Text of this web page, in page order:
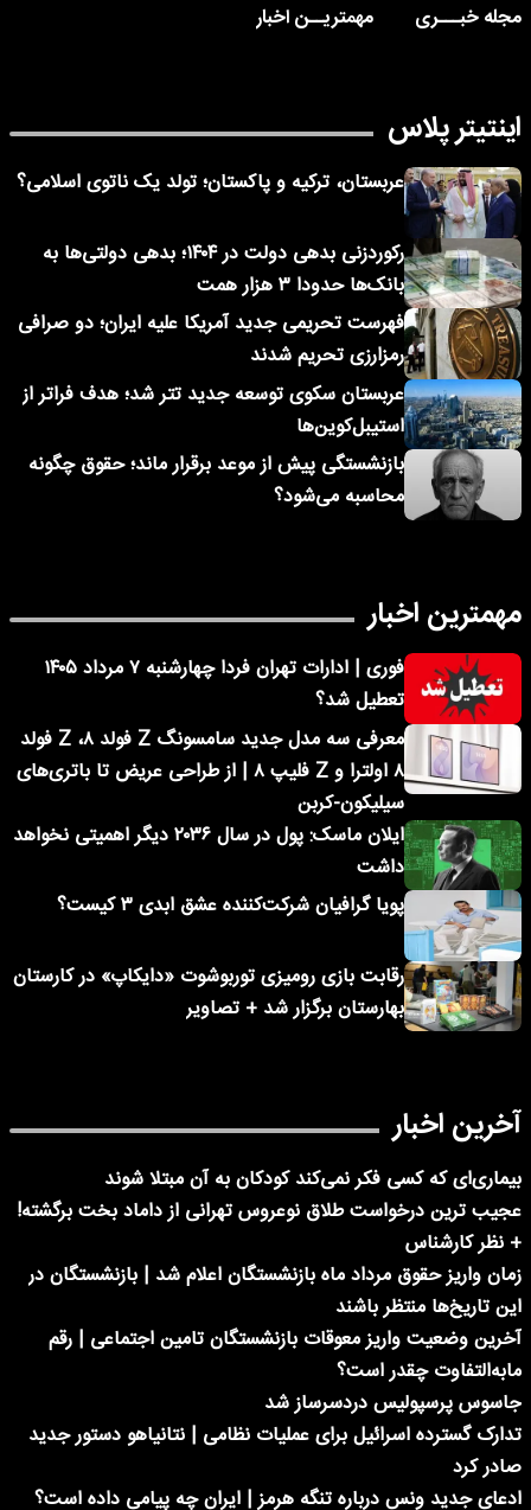
مجله خبـــری
مهمتریــن اخبار
اینتیتر پلاس
عربستان، ترکیه و پاکستان؛ تولد یک ناتوی اسلامی؟
رکوردزنی بدهی دولت در ۱۴۰۴؛ بدهی دولتی‌ها به
بانک‌ها حدودا ۳ هزار همت
فهرست تحریمی جدید آمریکا علیه ایران؛ دو صرافی
رمزارزی تحریم شدند
عربستان سکوی توسعه جدید تتر شد؛ هدف فراتر از
استیبل‌کوین‌ها
بازنشستگی پیش از موعد برقرار ماند؛ حقوق چگونه
محاسبه می‌شود؟
مهمترین اخبار
فوری | ادارات تهران فردا چهارشنبه ۷ مرداد ۱۴۰۵
تعطیل شد؟
معرفی سه مدل جدید سامسونگ Z فولد ۸، Z فولد
۸ اولترا و Z فلیپ ۸ | از طراحی عریض تا باتری‌های
سیلیکون-کربن
ایلان ماسک: پول در سال ۲۰۳۶ دیگر اهمیتی نخواهد
داشت
پویا گرافیان شرکت‌کننده عشق ابدی ۳ کیست؟
رقابت بازی رومیزی توربوشوت «دایکاپ» در کارستان
بهارستان برگزار شد + تصاویر
آخرین اخبار
بیماری‌ای که کسی فکر نمی‌کند کودکان به آن مبتلا شوند
عجیب ترین درخواست طلاق نوعروس تهرانی از داماد بخت برگشته!
+ نظر کارشناس
زمان واریز حقوق مرداد ماه بازنشستگان اعلام شد | بازنشستگان در
این تاریخ‌ها منتظر باشند
آخرین وضعیت واریز معوقات بازنشستگان تامین اجتماعی | رقم
مابه‌التفاوت چقدر است؟
جاسوس پرسپولیس دردسرساز شد
تدارک گسترده اسرائیل برای عملیات نظامی | نتانیاهو دستور جدید
صادر کرد
ادعای جدید ونس درباره تنگه هرمز | ایران چه پیامی داده است؟